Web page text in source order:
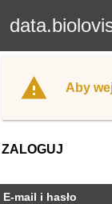
Aby
ZALOGUJ
E-mail i hasło